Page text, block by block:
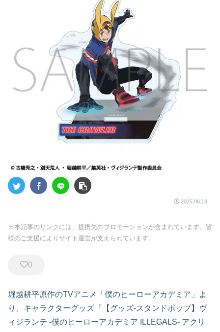
2025.06.19
※本記事のリンクには、提携先のプロモーションが含まれています。皆
様のご支援によりサイト運営が支えられています。
0
堀越耕平原作のTVアニメ「僕のヒーローアカデミア」よ
り、キャラクターグッズ『【グッズ-スタンドポップ】ヴ
ィジランテ -僕のヒーローアカデミア ILLEGALS- アクリ